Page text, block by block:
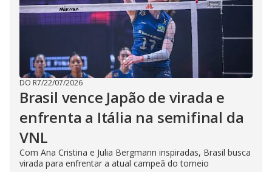
DO R7/22/07/2026
Brasil vence Japão de virada e
enfrenta a Itália na semifinal da
VNL
Com Ana Cristina e Julia Bergmann inspiradas, Brasil busca
virada para enfrentar a atual campeã do torneio